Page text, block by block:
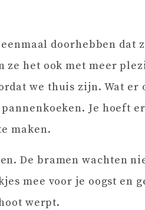
doorhebben dat
het ook met meer
we thuis zijn. Wat
Je hoeft
maken.
De bramen wachten
mee voor je oogst en
werpt.